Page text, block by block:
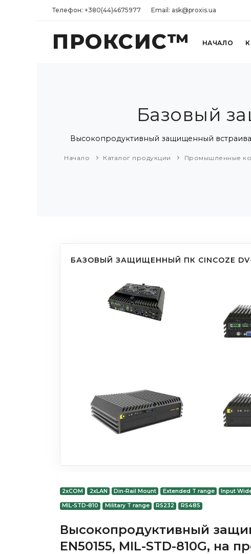
Телефон: +380(44)4675977 Email: ask@proxis.ua
ПРОКСИС™ НАЧАЛО
Базовый
Высокопродуктивный защищенный
Начало Каталог продукции Промышленные
БАЗОВЫЙ ЗАЩИЩЕННЫЙ ПК CINCOZE
2xCOM 2xLAN Din-Rail Mount Extended T range Input
MIL-STD-810 Military T range RS232 RS485
Высокопродуктивный
EN50155, MIL-STD-810G, на